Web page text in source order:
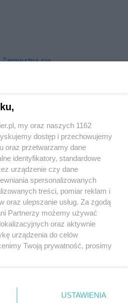
Zarejestruj się
Szczeciński sp. z o.o.
my oraz naszych 1162
dostęp i przechowujemy
oraz przetwarzamy dane
identyfikatory, standardowe
urządzenie czy dane
spersonalizowanych
treści, pomiar reklam i
oraz ulepszanie usług. Za zgodą
Partnerzy możemy używać
oraz aktywnie
urządzenia do celów
Twoją prywatność, prosimy
w lewym dolnym rogu strony
danych nie wymagają
USTAWIENIA